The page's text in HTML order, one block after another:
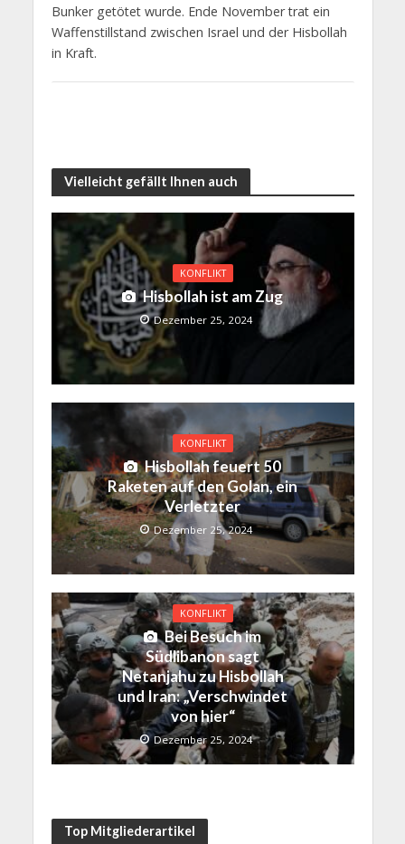
Bunker getötet wurde. Ende November trat ein
Waffenstillstand zwischen Israel und der Hisbollah
in Kraft.
Vielleicht gefällt Ihnen auch
KONFLIKT
Hisbollah ist am Zug
Dezember 25, 2024
KONFLIKT
Hisbollah feuert 50
Raketen auf den Golan, ein
Verletzter
Dezember 25, 2024
KONFLIKT
Bei Besuch im
Südlibanon sagt
Netanjahu zu Hisbollah
und Iran: „Verschwindet
von hier“
Dezember 25, 2024
Top Mitgliederartikel